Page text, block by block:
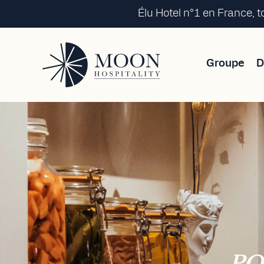
Élu Hotel n°1 en
Groupe